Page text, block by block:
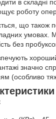
в складні
роботу
що також
умовах.
без
значно
(особливо